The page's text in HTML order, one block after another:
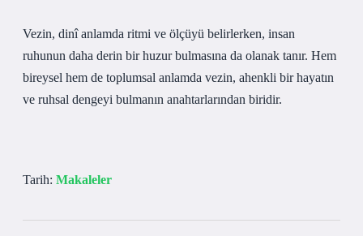
Vezin, dinî anlamda ritmi ve ölçüyü belirlerken, insan
ruhunun daha derin bir huzur bulmasına da olanak tanır. Hem
bireysel hem de toplumsal anlamda vezin, ahenkli bir hayatın
ve ruhsal dengeyi bulmanın anahtarlarından biridir.
Tarih: Makaleler